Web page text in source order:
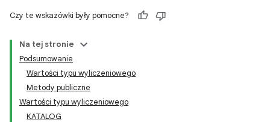
Czy te wskazówki były pomocne?
Na tej stronie
Podsumowanie
Wartości typu wyliczeniowego
Metody publiczne
Wartości typu wyliczeniowego
KATALOG